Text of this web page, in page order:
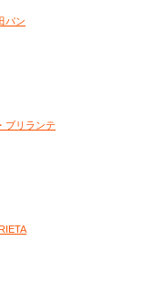
パン
ブリランテ